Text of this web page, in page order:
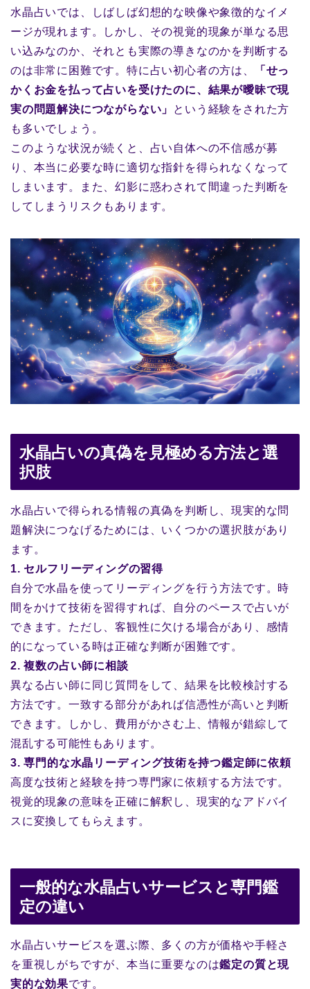
水晶占いでは、しばしば幻想的な映像や象徴的なイメ
ージが現れます。しかし、その視覚的現象が単なる思
い込みなのか、それとも実際の導きなのかを判断する
のは非常に困難です。特に占い初心者の方は、
「せっ
かくお金を払って占いを受けたのに、結果が曖昧で現
実の問題解決につながらない」
という経験をされた方
も多いでしょう。
このような状況が続くと、占い自体への不信感が募
り、本当に必要な時に適切な指針を得られなくなって
しまいます。また、幻影に惑わされて間違った判断を
してしまうリスクもあります。
水晶占いの真偽を見極める方法と選
択肢
水晶占いで得られる情報の真偽を判断し、現実的な問
題解決につなげるためには、いくつかの選択肢があり
ます。
1. セルフリーディングの習得
自分で水晶を使ってリーディングを行う方法です。時
間をかけて技術を習得すれば、自分のペースで占いが
できます。ただし、客観性に欠ける場合があり、感情
的になっている時は正確な判断が困難です。
2. 複数の占い師に相談
異なる占い師に同じ質問をして、結果を比較検討する
方法です。一致する部分があれば信憑性が高いと判断
できます。しかし、費用がかさむ上、情報が錯綜して
混乱する可能性もあります。
3. 専門的な水晶リーディング技術を持つ鑑定師に依頼
高度な技術と経験を持つ専門家に依頼する方法です。
視覚的現象の意味を正確に解釈し、現実的なアドバイ
スに変換してもらえます。
一般的な水晶占いサービスと専門鑑
定の違い
水晶占いサービスを選ぶ際、多くの方が価格や手軽さ
を重視しがちですが、本当に重要なのは鑑定の質と現
実的な効果です。